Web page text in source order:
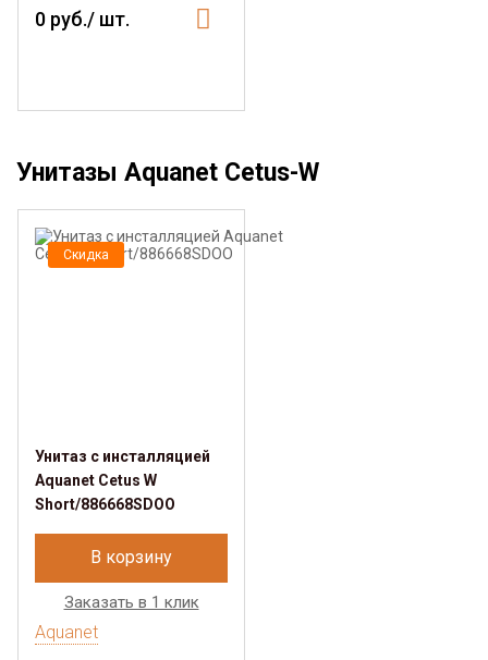
0 руб./ шт.
Унитазы Aquanet Cetus-W
Скидка
Унитаз с инсталляцией
Aquanet Cetus W
Short/886668SDOO
В корзину
Заказать в 1 клик
Aquanet